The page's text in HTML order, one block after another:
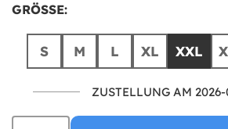
GRÖSSE:
S M L XL XXL
ZUSTELLUNG AM